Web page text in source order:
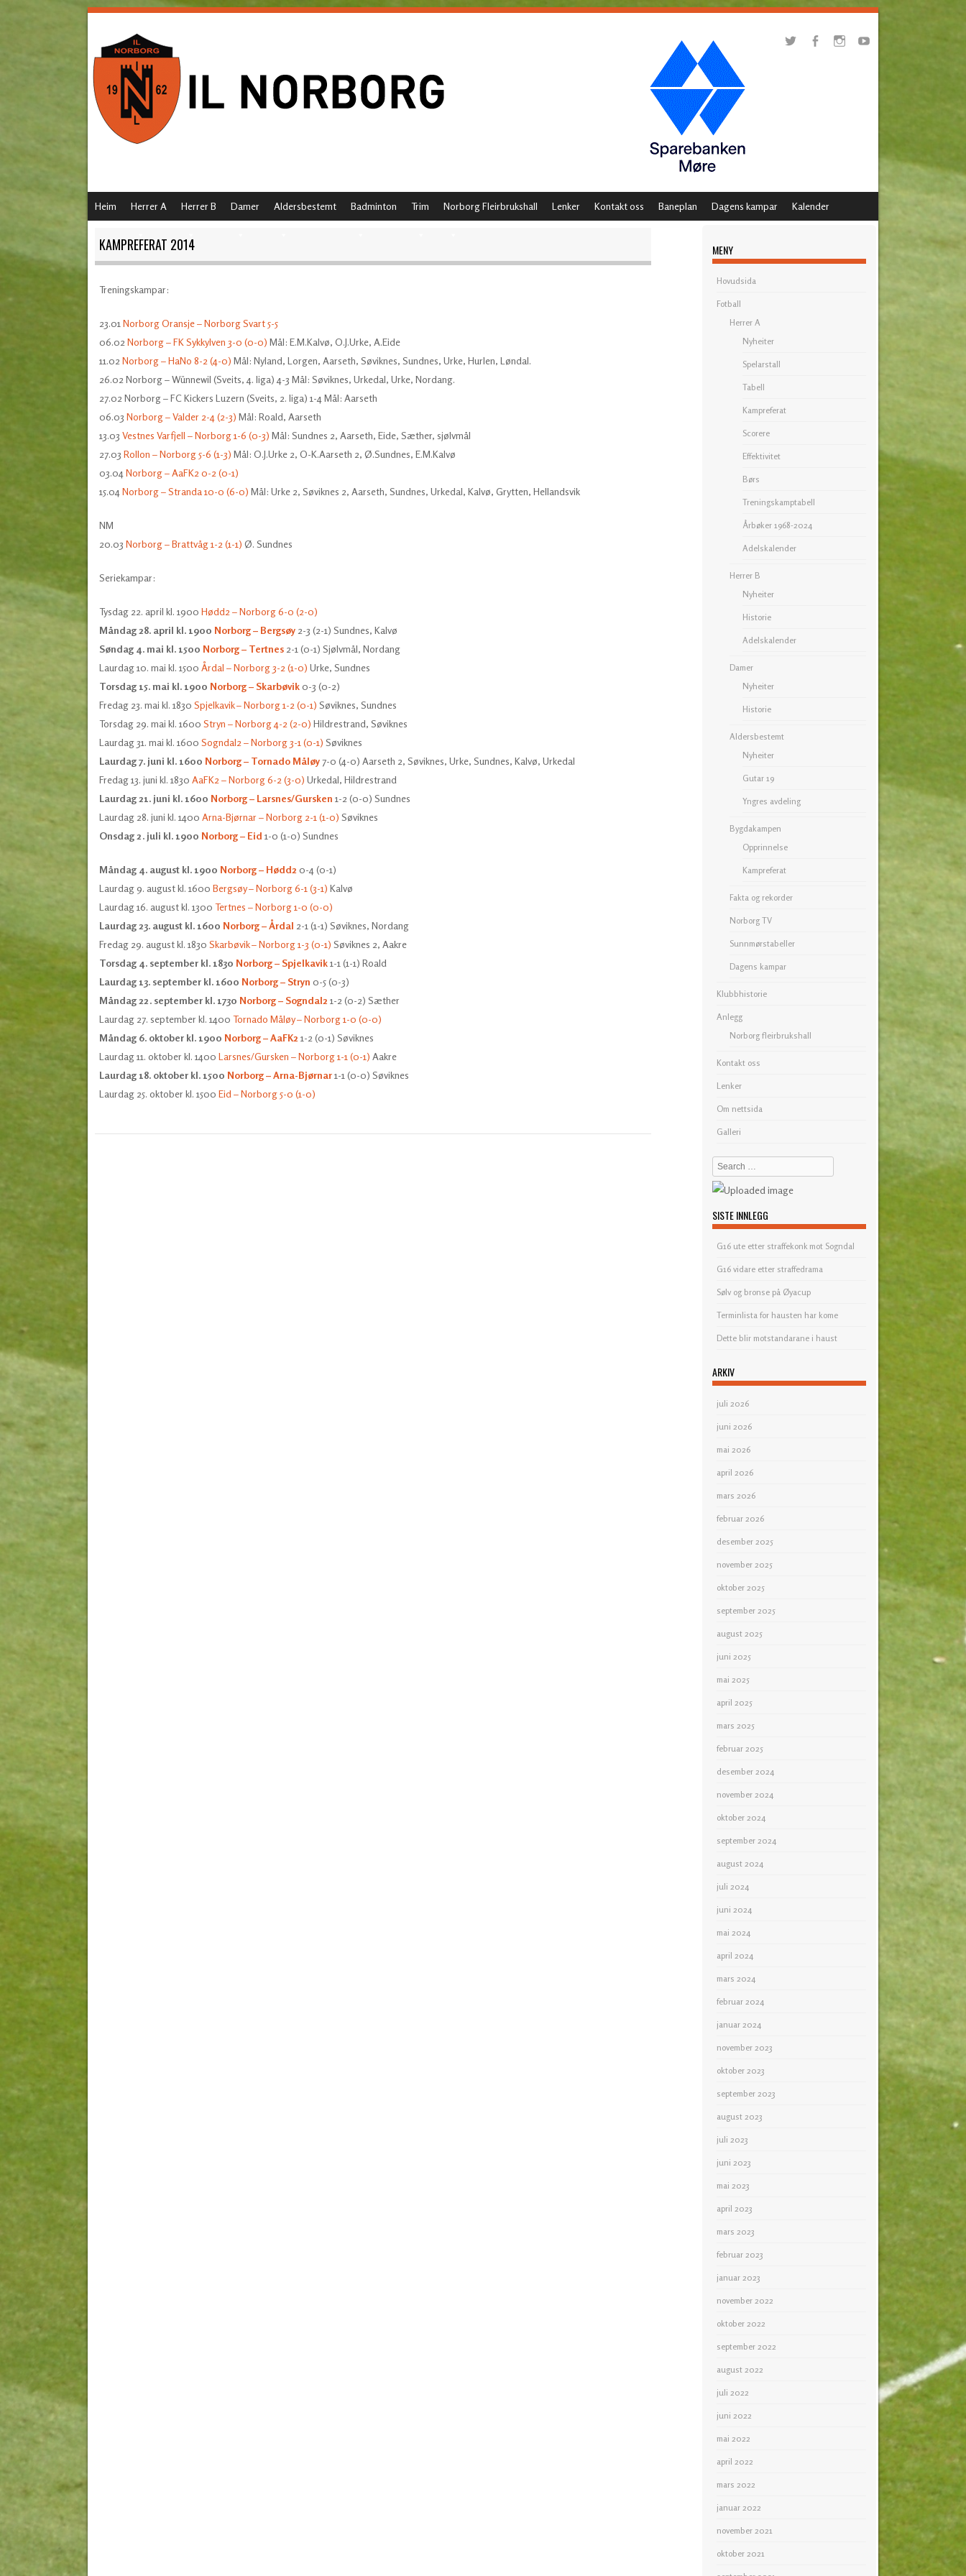
MENU
SKIP TO CONTENT
Heim Herrer A Herrer B Damer Aldersbestemt Badminton Trim Norborg Fleirbrukshall Lenker Kontakt oss Baneplan Dagens kampar Kalender
KAMPREFERAT 2014
Treningskampar:
23.01 Norborg Oransje – Norborg Svart 5-5
06.02 Norborg – FK Sykkylven 3-0 (0-0) Mål: E.M.Kalvø, O.J.Urke, A.Eide
11.02 Norborg – HaNo 8-2 (4-0) Mål: Nyland, Lorgen, Aarseth, Søviknes, Sundnes, Urke, Hurlen, Løndal.
26.02 Norborg – Wünnewil (Sveits, 4. liga) 4-3 Mål: Søviknes, Urkedal, Urke, Nordang.
27.02 Norborg – FC Kickers Luzern (Sveits, 2. liga) 1-4 Mål: Aarseth
06.03 Norborg – Valder 2-4 (2-3) Mål: Roald, Aarseth
13.03 Vestnes Varfjell – Norborg 1-6 (0-3) Mål: Sundnes 2, Aarseth, Eide, Sæther, sjølvmål
27.03 Rollon – Norborg 5-6 (1-3) Mål: O.J.Urke 2, O-K.Aarseth 2, Ø.Sundnes, E.M.Kalvø
03.04 Norborg – AaFK2 0-2 (0-1)
15.04 Norborg – Stranda 10-0 (6-0) Mål: Urke 2, Søviknes 2, Aarseth, Sundnes, Urkedal, Kalvø, Grytten, Hellandsvik
NM
20.03 Norborg – Brattvåg 1-2 (1-1) Ø. Sundnes
Seriekampar:
Tysdag 22. april kl. 1900 Hødd2 – Norborg 6-0 (2-0)
Måndag 28. april kl. 1900 Norborg – Bergsøy2-3 (2-1) Sundnes, Kalvø
Søndag 4. mai kl. 1500 Norborg – Tertnes2-1 (0-1) Sjølvmål, Nordang
Laurdag 10. mai kl. 1500 Årdal – Norborg 3-2 (1-0) Urke, Sundnes
Torsdag 15. mai kl. 1900 Norborg – Skarbøvik0-3 (0-2)
Fredag 23. mai kl. 1830 Spjelkavik – Norborg 1-2 (0-1) Søviknes, Sundnes
Torsdag 29. mai kl. 1600 Stryn – Norborg 4-2 (2-0) Hildrestrand, Søviknes
Laurdag 31. mai kl. 1600 Sogndal2 – Norborg 3-1 (0-1) Søviknes
Laurdag 7. juni kl. 1600 Norborg – Tornado Måløy7-0 (4-0) Aarseth 2, Søviknes, Urke, Sundnes, Kalvø, Urkedal
Fredag 13. juni kl. 1830 AaFK2 – Norborg 6-2 (3-0) Urkedal, Hildrestrand
Laurdag 21. juni kl. 1600 Norborg – Larsnes/Gursken 1-2 (0-0) Sundnes
Laurdag 28. juni kl. 1400 Arna-Bjørnar – Norborg 2-1 (1-0) Søviknes
Onsdag 2. juli kl. 1900 Norborg – Eid 1-0 (1-0) Sundnes
Måndag 4. august kl. 1900 Norborg – Hødd2 0-4 (0-1)
Laurdag 9. august kl. 1600 Bergsøy – Norborg 6-1 (3-1) Kalvø
Laurdag 16. august kl. 1300 Tertnes – Norborg 1-0 (0-0)
Laurdag 23. august kl. 1600 Norborg – Årdal 2-1 (1-1) Søviknes, Nordang
Fredag 29. august kl. 1830 Skarbøvik – Norborg 1-3 (0-1) Søviknes 2, Aakre
Torsdag 4. september kl. 1830 Norborg – Spjelkavik1-1 (1-1) Roald
Laurdag 13. september kl. 1600 Norborg – Stryn 0-5 (0-3)
Måndag 22. september kl. 1730 Norborg – Sogndal2 1-2 (0-2) Sæther
Laurdag 27. september kl. 1400 Tornado Måløy – Norborg 1-0 (0-0)
Måndag 6. oktober kl. 1900 Norborg – AaFK2 1-2 (0-1) Søviknes
Laurdag 11. oktober kl. 1400 Larsnes/Gursken – Norborg 1-1 (0-1) Aakre
Laurdag 18. oktober kl. 1500 Norborg – Arna-Bjørnar1-1 (0-0) Søviknes
Laurdag 25. oktober kl. 1500 Eid – Norborg 5-0 (1-0)
MENY
Hovudsida
Fotball
Herrer A
Nyheiter
Spelarstall
Tabell
Kampreferat
Scorere
Effektivitet
Børs
Treningskamptabell
Årbøker 1968-2024
Adelskalender
Herrer B
Nyheiter
Historie
Adelskalender
Damer
Nyheiter
Historie
Aldersbestemt
Nyheiter
Gutar 19
Yngres avdeling
Bygdakampen
Opprinnelse
Kampreferat
Fakta og rekorder
Norborg TV
Sunnmørstabeller
Dagens kampar
Klubbhistorie
Anlegg
Norborg fleirbrukshall
Kontakt oss
Lenker
Om nettsida
Galleri
Search
SISTE INNLEGG
G16 ute etter straffekonk mot Sogndal
G16 vidare etter straffedrama
Sølv og bronse på Øyacup
Terminlista for hausten har kome
Dette blir motstandarane i haust
ARKIV
juli 2026
juni 2026
mai 2026
april 2026
mars 2026
februar 2026
desember 2025
november 2025
oktober 2025
september 2025
august 2025
juni 2025
mai 2025
april 2025
mars 2025
februar 2025
desember 2024
november 2024
oktober 2024
september 2024
august 2024
juli 2024
juni 2024
mai 2024
april 2024
mars 2024
februar 2024
januar 2024
november 2023
oktober 2023
september 2023
august 2023
juli 2023
juni 2023
mai 2023
april 2023
mars 2023
februar 2023
januar 2023
november 2022
oktober 2022
september 2022
august 2022
juli 2022
juni 2022
mai 2022
april 2022
mars 2022
januar 2022
november 2021
oktober 2021